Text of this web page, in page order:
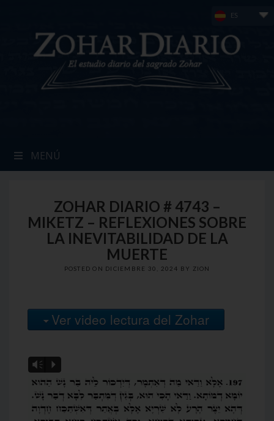
ES
MENÚ
ZOHAR DIARIO # 4743 –
MIKETZ – REFLEXIONES SOBRE
LA INEVITABILIDAD DE LA
MUERTE
POSTED ON DICIEMBRE 30, 2024 BY ZION
Ver video lectura del Zohar
Vm P